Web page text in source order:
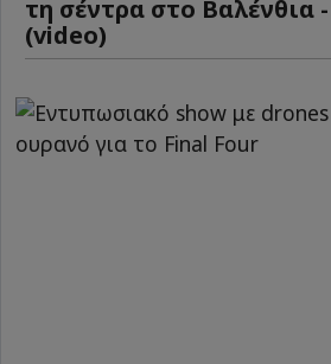
τη σέντρα στο
(video)